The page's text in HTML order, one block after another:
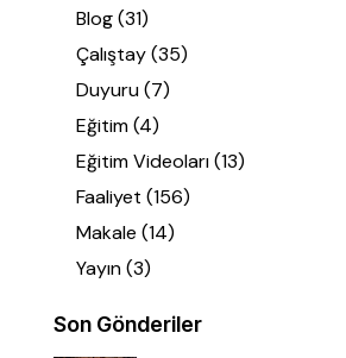
Blog(31)
Çalıştay(35)
Duyuru(7)
Eğitim(4)
Eğitim Videoları(13)
Faaliyet (156)
Makale (14)
Yayın(3)
Son Gönderiler